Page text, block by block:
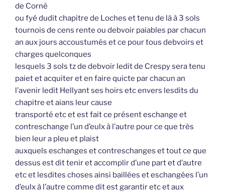
de Corné
ou fyé dudit chapitre de Loches et tenu de là à 3 sols
tournois de cens rente ou debvoir paiables par chacun
an aux jours accoustumés et ce pour tous debvoirs et
charges quelconques
lesquels 3 sols tz de debvoir ledit de Crespy sera tenu
paiet et acquiter et en faire quicte par chacun an
l’avenir ledit Hellyant ses hoirs etc envers lesdits du
chapitre et aians leur cause
transporté etc et est fait ce présent eschange et
contreschange l’un d’eulx à l’autre pour ce que très
bien leur a pleu et plaist
auxquels eschanges et contreschanges et tout ce que
dessus est dit tenir et accomplir d’une part et d’autre
etc et lesdites choses ainsi baillées et eschangées l’un
d’eulx à l’autre comme dit est garantir etc et aux